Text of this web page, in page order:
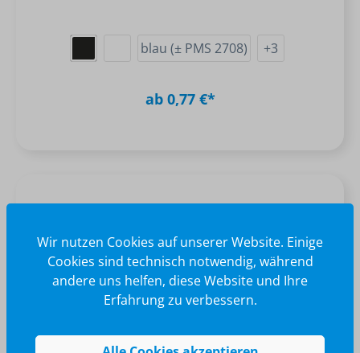
blau (± PMS 2708) +3
ab 0,77 €*
Wir nutzen Cookies auf unserer Website. Einige
Cookies sind technisch notwendig, während
andere uns helfen, diese Website und Ihre
Erfahrung zu verbessern.